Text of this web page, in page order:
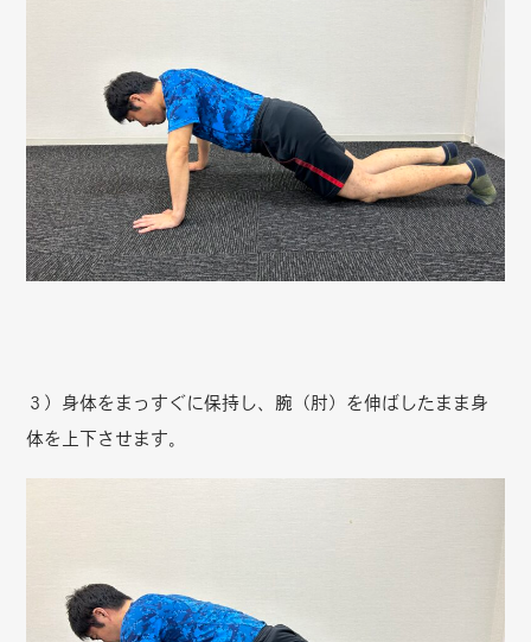
３）身体をまっすぐに保持し、腕（肘）を伸ばしたまま身
体を上下させます。